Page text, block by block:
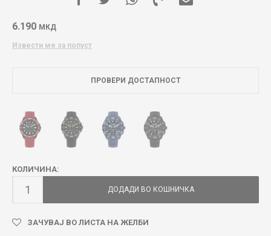
6.190 МКД
Извести ме за попуст
ПРОВЕРИ ДОСТАПНОСТ
КОЛИЧИНА:
ДОДАДИ ВО КОШНИЧКА
ЗАЧУВАЈ ВО ЛИСТА НА ЖЕЛБИ